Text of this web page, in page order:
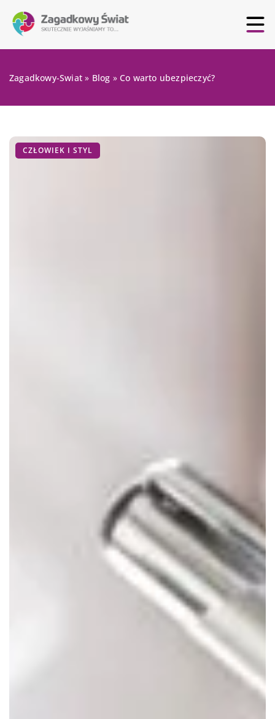
Zagadkowy-Swiat » Blog »Co warto ubezpieczyć?
CZŁOWIEK I STYL